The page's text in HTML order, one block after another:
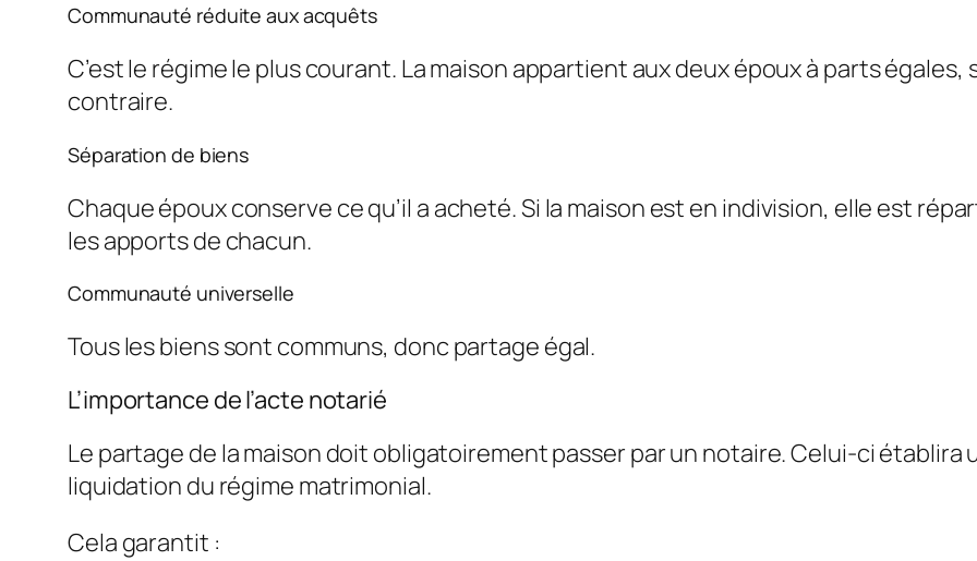
Communauté réduite aux acquêts
C’est le régime le plus courant. La maison appartient aux deux époux à parts égales,
contraire.
Séparation de biens
Chaque époux conserve ce qu’il a acheté. Si la maison est en indivision, elle est
les apports de chacun.
Communauté universelle
Tous les biens sont communs, donc partage égal.
L’importance de l’acte notarié
Le partage de la maison doit obligatoirement passer par un notaire. Celui-ci établira
liquidation du régime matrimonial.
Cela garantit :